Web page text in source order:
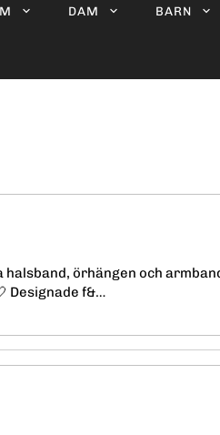
DAM BARN
örhängen och
Designade f&…